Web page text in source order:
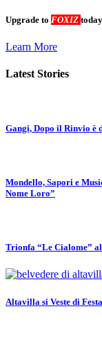
Upgrade to FOXIZ
Learn More
Latest Stories
Gangi, Dopo il Rinvio è
Mondello, Sapori e
Nome Loro”
Trionfa “Le Cialome”
Altavilla si Veste di